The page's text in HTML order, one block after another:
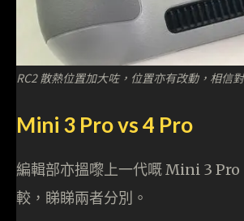
RC2 散熱位置加大咗，位置亦有改動，相信
Mini 3 Pro vs 4 Pro
編輯部亦搵嚟上一代嘅 Mini 3 Pro
較，睇睇兩者分別。